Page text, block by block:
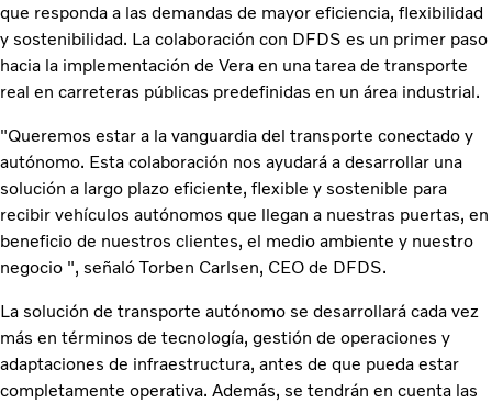
que responda a las demandas de mayor eficiencia, flexibilidad
y sostenibilidad. La colaboración con DFDS es un primer paso
hacia la implementación de Vera en una tarea de transporte
real en carreteras públicas predefinidas en un área industrial.
"Queremos estar a la vanguardia del transporte conectado y
autónomo. Esta colaboración nos ayudará a desarrollar una
solución a largo plazo eficiente, flexible y sostenible para
recibir vehículos autónomos que llegan a nuestras puertas, en
beneficio de nuestros clientes, el medio ambiente y nuestro
negocio ", señaló Torben Carlsen, CEO de DFDS.
La solución de transporte autónomo se desarrollará cada vez
más en términos de tecnología, gestión de operaciones y
adaptaciones de infraestructura, antes de que pueda estar
completamente operativa. Además, se tendrán en cuenta las